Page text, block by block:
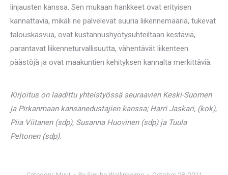
linjausten kanssa. Sen mukaan hankkeet ovat erityisen
kannattavia, mikäli ne palvelevat suuria liikennemääriä, tukevat
talouskasvua, ovat kustannushyötysuhteiltaan kestäviä,
parantavat liikenneturvallisuutta, vähentävät liikenteen
päästöjä ja ovat maakuntien kehityksen kannalta merkittäviä.
Kirjoitus on laadittu yhteistyössä seuraavien Keski-Suomen
ja Pirkanmaan kansanedustajien kanssa; Harri Jaskari, (kok),
Piia Viitanen (sdp), Susanna Huovinen (sdp) ja Tuula
Peltonen (sdp).